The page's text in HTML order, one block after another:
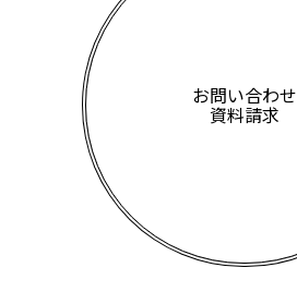
お問い合わせ
資料請求